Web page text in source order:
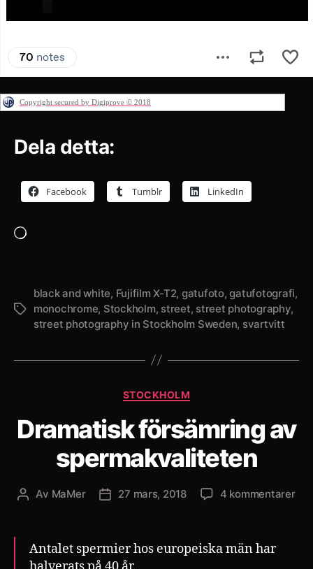
Copyright secured by Digiprove © 2018
Dela detta:
Facebook Tumblr LinkedIn
Etiketter
black and white, Fujifilm X-T2, gatufoto,gatufotografi,
monochrome, Stockholm, street, street photography,
street photography in Stockholm Sweden, svartvitt
Kategorier
STOCKHOLM
Dramatisk försämring av
spermakvaliteten
Inläggsförfattare
Av MaMer Inläggsdatum
27 mars, 2018 4 kommentarertill
Antalet spermier hos europeiska män har